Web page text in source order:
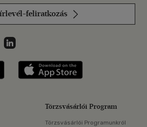
feliratkozás
on
az Instagramon
Libri a LinkedInen
Libri applikáció Szerezd meg: Google
Törzsvásárlói Program
Törzsvásárlói Programunkról